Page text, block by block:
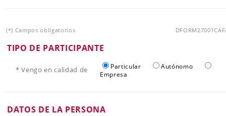
(*) Campos obligatorios
TIPO DE PARTICIPANTE
* Vengo en calidad de Particular
Autónomo
Empresa
DATOS DE LA PERSONA